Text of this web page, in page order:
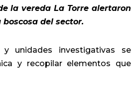
la vereda La Torre alertaron
del sector.
unidades investigativas se
y recopilar elementos que